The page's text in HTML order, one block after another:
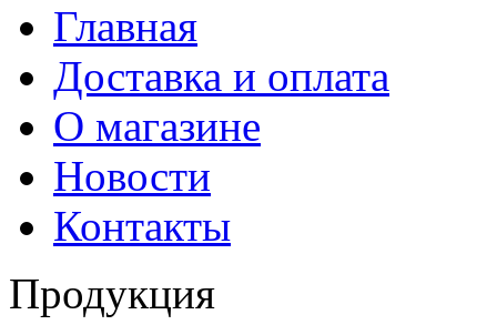
Главная
Доставка и оплата
О магазине
Новости
Контакты
Продукция